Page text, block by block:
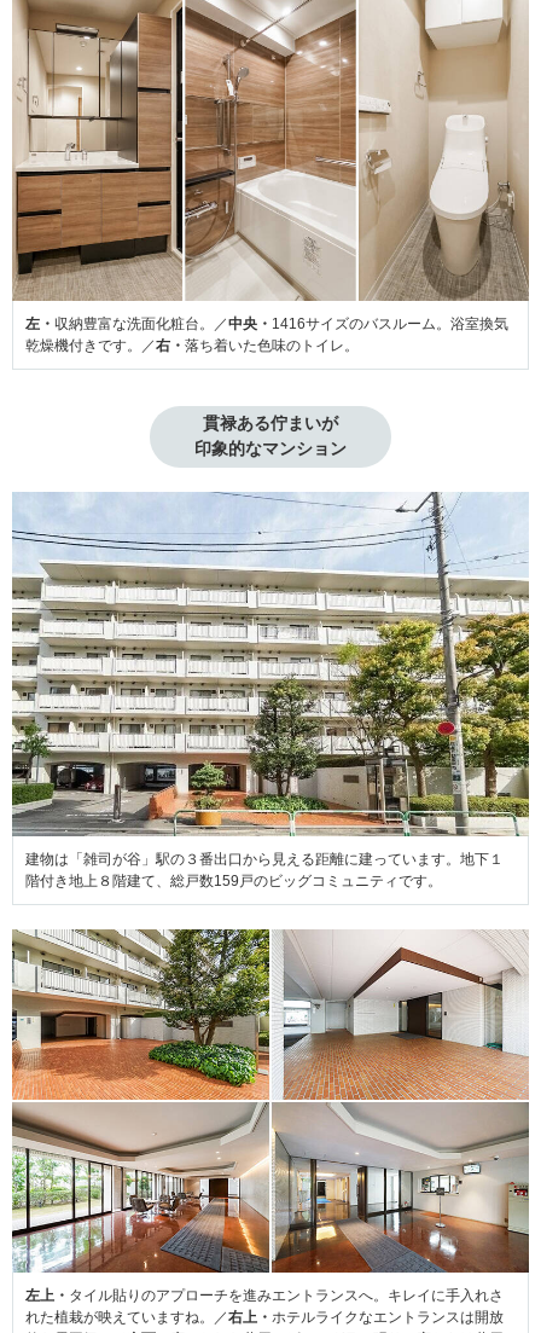
左・ 収納豊富な洗面化粧台。／中央・ 1416サイズのバスルーム。浴室換気
乾燥機付きです。／右・ 落ち着いた色味のトイレ。
貫禄ある佇まいが
印象的なマンション
建物は「雑司が谷」駅の３番出口から見える距離に建っています。地下１
階付き地上８階建て、総戸数159戸のビッグコミュニティです。
左上・ タイル貼りのアプローチを進みエントランスへ。キレイに手入れさ
れた植栽が映えていますね。／右上・ ホテルライクなエントランスは開放